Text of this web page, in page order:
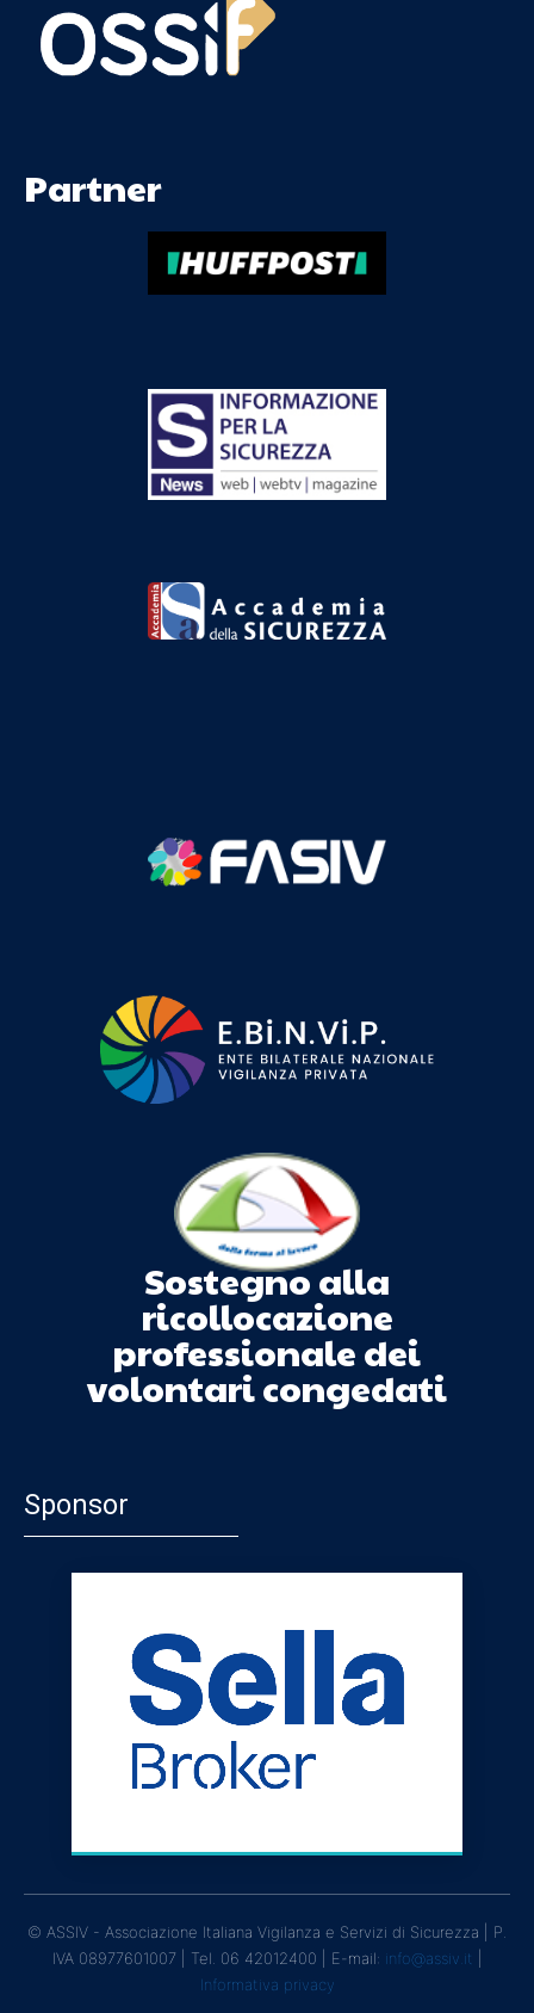
Partner
Sostegno alla
ricollocazione
professionale dei
volontari congedati
Sponsor
© ASSIV - Associazione Italiana Vigilanza e Servizi di Sicurezza | P.
IVA 08977601007 | Tel. 06 42012400 | E-mail: info@assiv.it
Informativa privacy